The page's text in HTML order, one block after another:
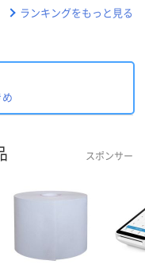
ランキングをもっと見る
スポンサー